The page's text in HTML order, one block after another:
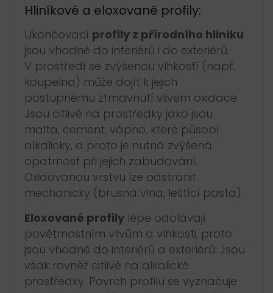
Hliníkové a eloxované profily:
Ukončovací profily z přírodního hliníku
jsou vhodné do interiérů i do exteriérů.
V prostředí se zvýšenou vlhkostí (např.
koupelna) může dojít k jejich
postupnému ztmavnutí vlivem oxidace.
Jsou citlivé na prostředky jako jsou
malta, cement, vápno, které působí
alkalicky, a proto je nutná zvýšená
opatrnost při jejich zabudování.
Oxidovanou vrstvu lze odstranit
mechanicky (brusná vlna, leštící pasta).
Eloxované profilylépe odolávají
povětrnostním vlivům a vlhkosti, proto
jsou vhodné do interiérů a exteriérů. Jsou
však rovněž citlivé na alkalické
prostředky. Povrch profilu se vyznačuje